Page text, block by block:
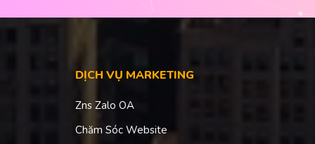
DỊCH VỤ MARKETING
Zns Zalo OA
Chăm Sóc Website